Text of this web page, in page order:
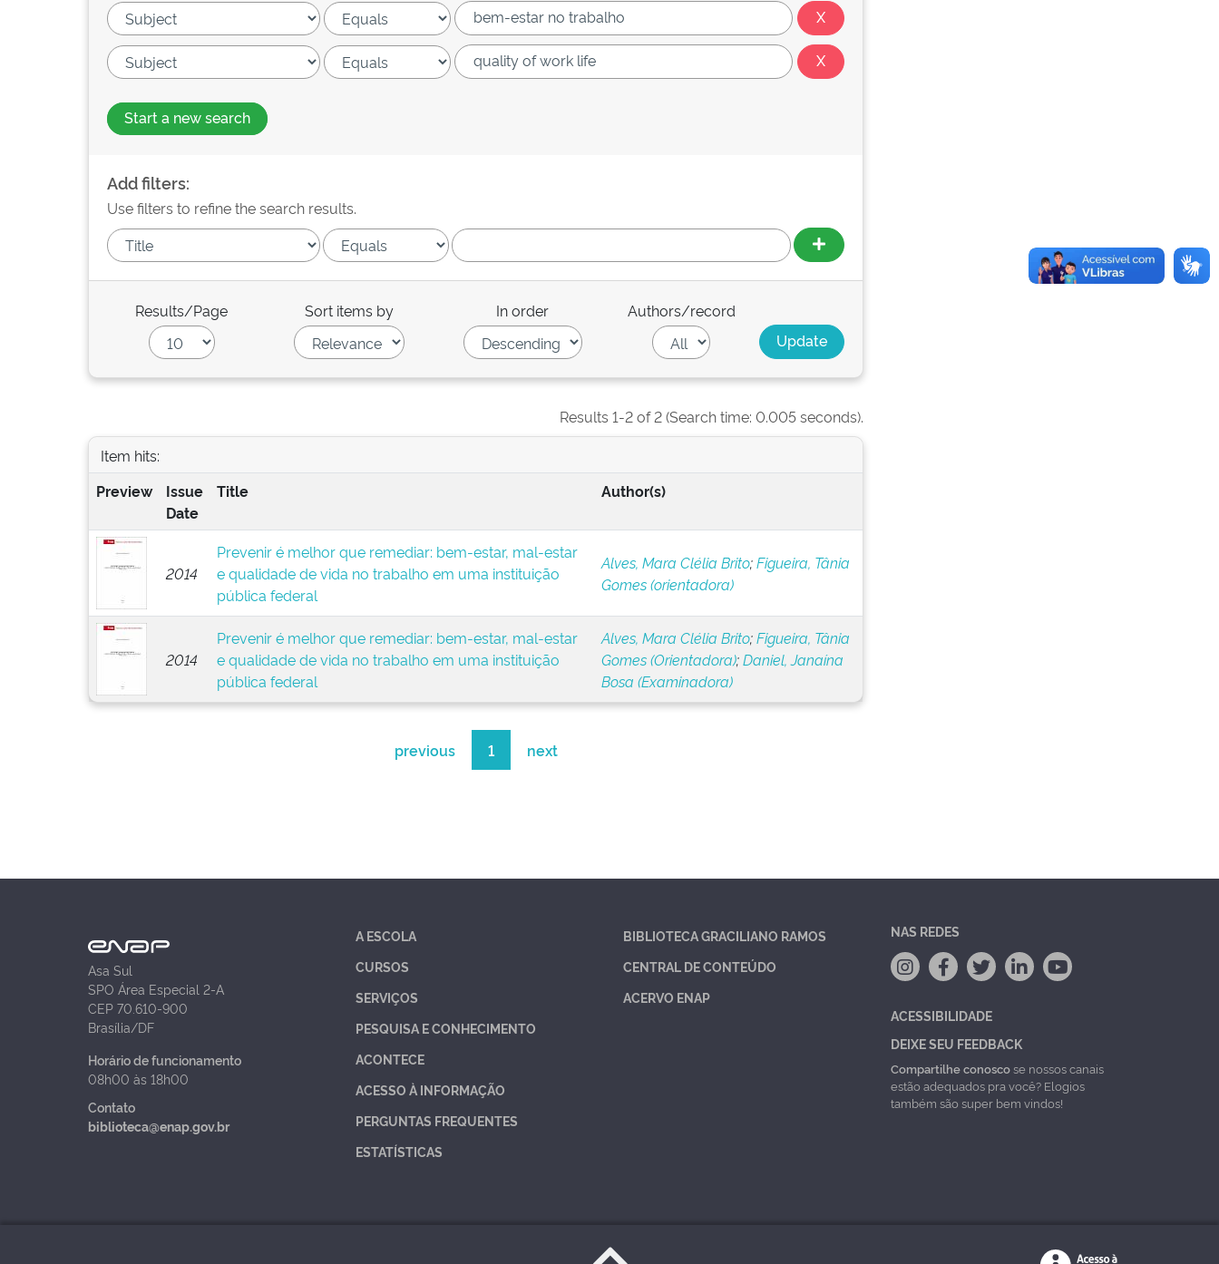
Start a new search
Add filters:
Use filters to refine the search results.
Results/Page Sort items by In order Authors/record
Results 1-2 of 2 (Search time: 0.005 seconds).
Item hits:
Preview
Issue
Date
Title Author(s)
2014
Prevenir é melhor que remediar: bem-estar, mal-estar
e qualidade de vida no trabalho em uma instituição
pública federal
Alves, Mara Clélia Brito;Figueira, Tânia
Gomes (orientadora)
2014
Prevenir é melhor que remediar: bem-estar, mal-estar
e qualidade de vida no trabalho em uma instituição
pública federal
Alves, Mara Clélia Brito;Figueira, Tânia
Gomes (Orientadora);Daniel, Janaína
Bosa (Examinadora)
previous 1 next
Asa Sul
SPO Área Especial 2-A
CEP 70.610-900
Brasília/DF
Horário de funcionamento
08h00 às 18h00
Contato
biblioteca@enap.gov.br
A ESCOLA
CURSOS
SERVIÇOS
PESQUISA E CONHECIMENTO
ACONTECE
ACESSO À INFORMAÇÃO
PERGUNTAS FREQUENTES
ESTATÍSTICAS
BIBLIOTECA GRACILIANO RAMOS
CENTRAL DE CONTEÚDO
ACERVO ENAP
NAS REDES
ACESSIBILIDADE
DEIXE SEU FEEDBACK
Compartilhe conoscose nossos canais
estão adequados pra você? Elogios
também são super bem vindos!